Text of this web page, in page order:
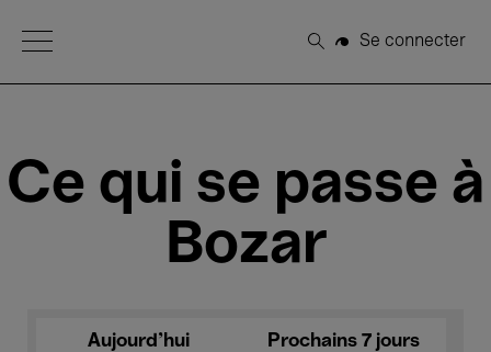
Open Menu
Rechercher
Se connecter
Ce qui se passe à
Bozar
Aujourd'hui Prochains 7 jours